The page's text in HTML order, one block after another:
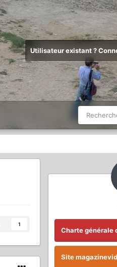
Utilisateur existant ?
1
Charte générale
Site